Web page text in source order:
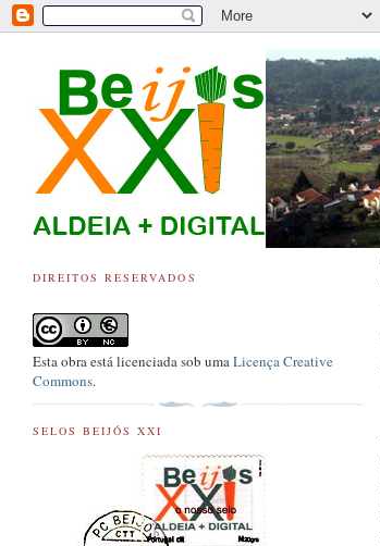
DIREITOS RESERVADOS
Esta obra está licenciada sob umaLicença Creative
Commons.
SELOS BEIJÓS XXI